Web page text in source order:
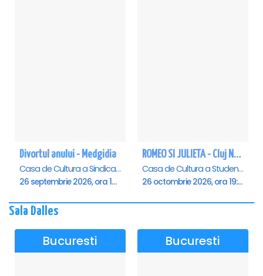
Divortul anului - Medgidia
Casa de Cultura a Sindicatelor Lucian Grigorescu, Medgidia
26 septembrie 2026, ora 19:00
ROMEO SI JULIETA - Cluj Napoca
Casa de Cultura a Studentilor Dumitru Farcas, Cluj-Napoca
26 octombrie 2026, ora 19:00
Sala Dalles
Bucuresti Bucuresti